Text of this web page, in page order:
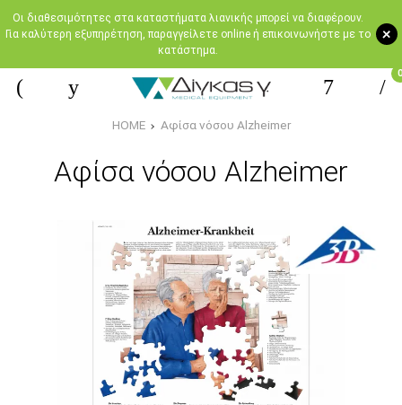
+
Oι διαθεσιμότητες στα καταστήματα λιανικής μπορεί να διαφέρουν.
Για καλύτερη εξυπηρέτηση, παραγγείλετε online ή επικοινωνήστε με το
κατάστημα.
0
HOME Αφίσα νόσου Alzheimer
Αφίσα νόσου Alzheimer